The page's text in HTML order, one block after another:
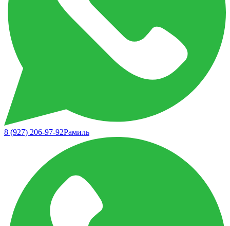
8 (927) 206-97-92Рамиль